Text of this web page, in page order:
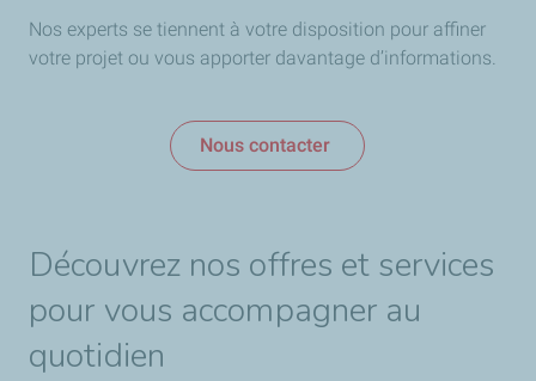
Nos experts se tiennent à votre disposition pour affiner
votre projet ou vous apporter davantage d’informations.
Nous contacter
Découvrez nos offres et services
pour vous accompagner au
quotidien